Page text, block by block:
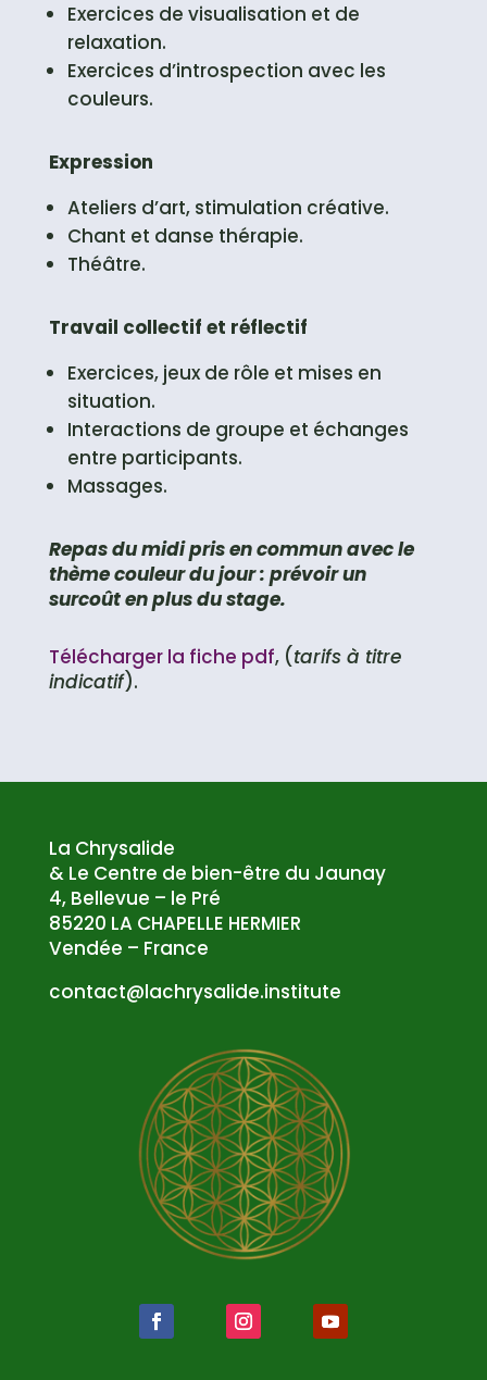
Exercices de visualisation et de
relaxation.
Exercices d’introspection avec les
couleurs.
Expression
Ateliers d’art, stimulation créative.
Chant et danse thérapie.
Théâtre.
Travail collectif et réflectif
Exercices, jeux de rôle et mises en
situation.
Interactions de groupe et échanges
entre participants.
Massages.
Repas du midi pris en commun avec le
thème couleur du jour : prévoir un
surcoût en plus du stage.
Télécharger la fiche pdf, (tarifs à titre
indicatif).
La Chrysalide
& Le Centre de bien-être du Jaunay
4, Bellevue – le Pré
85220 LA CHAPELLE HERMIER
Vendée – France
etuti
tsni.
edila
syrhc
al@tc
atnoc